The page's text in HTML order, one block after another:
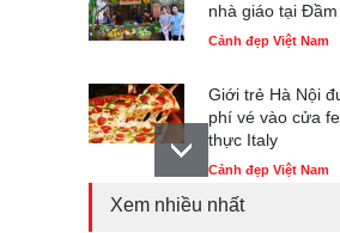
nhà giáo tại Đầm
Cảnh đẹp Việt Nam
Giới trẻ Hà Nội
phí vé vào cửa
thực Italy
Cảnh đẹp Việt Nam
Xem nhiều nhất